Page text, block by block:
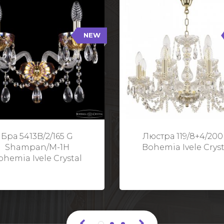
NEW
Бра 5413B/2/165 G
Shampan/M-1H
Ivele Crystal
2/165 G Shampan/M-1H
Тип: Хрустальные
арматуры: Золото/
Кол-во ламп: 2
Ширина: 35 см
Люстра 119/8+4/200
Bohemia Ivele
119/8+4/200 G
Тип: Стеклянный рожок
Цвет арматуры:
Кол-во ламп:
Диаметр: 58